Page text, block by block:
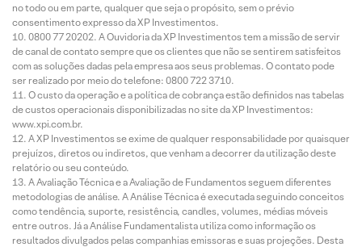
no todo ou em parte, qualquer que seja o propósito, sem o prévio
consentimento expresso da XP Investimentos.
0800 77 20202. A Ouvidoria da XP Investimentos tem a missão de servir
de canal de contato sempre que os clientes que não se sentirem satisfeitos
com as soluções dadas pela empresa aos seus problemas. O contato pode
ser realizado por meio do telefone: 0800 722 3710.
O custo da operação e a política de cobrança estão definidos nas tabelas
de custos operacionais disponibilizadas no site da XP Investimentos:
www.xpi.com.br.
A XP Investimentos se exime de qualquer responsabilidade por quaisquer
prejuízos, diretos ou indiretos, que venham a decorrer da utilização deste
relatório ou seu conteúdo.
A Avaliação Técnica e a Avaliação de Fundamentos seguem diferentes
metodologias de análise. A Análise Técnica é executada seguindo conceitos
como tendência, suporte, resistência, candles, volumes, médias móveis
entre outros. Já a Análise Fundamentalista utiliza como informação os
resultados divulgados pelas companhias emissoras e suas projeções. Desta